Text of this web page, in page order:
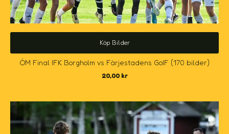
Köp Bilder
ÖM Final IFK Borgholm vs Färjestadens GoIF (170 bilder)
20,00 kr